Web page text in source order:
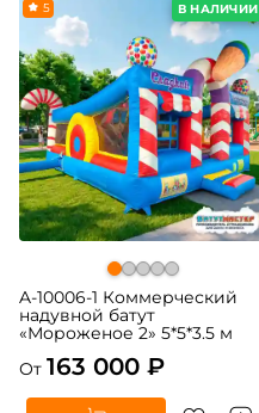
В НАЛИЧИИ
5
A-10006-1 Коммерческий
надувной батут
«Мороженое 2» 5*5*3.5 м
От 163 000 ₽